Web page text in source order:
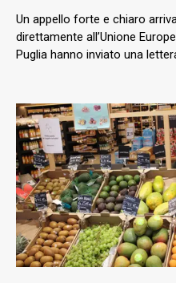
Un appello forte e chiaro
direttamente all’Unione
Puglia hanno inviato una